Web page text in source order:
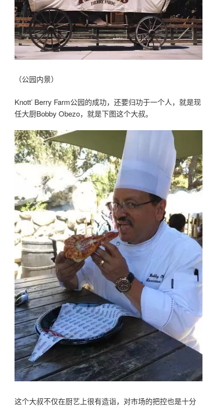
（公园内景）
Knott’ Berry Farm公园的成功，还要归功于一个人，就是现
任大厨Bobby Obezo，就是下图这个大叔。
这个大叔不仅在厨艺上很有造诣，对市场的把控也是十分